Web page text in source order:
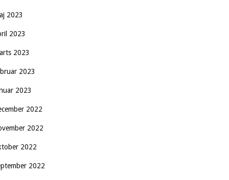
2023
2023
2023
2023
2023
2022
2022
2022
2022